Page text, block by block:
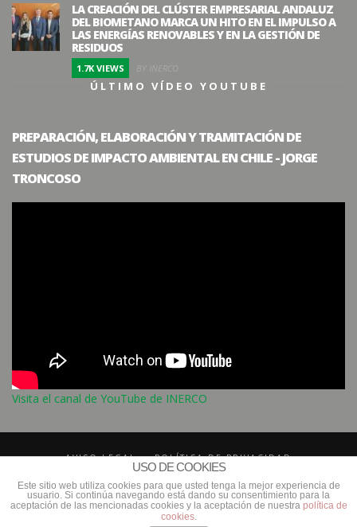
LA CREACIÓN DEL CLÚSTER EMPRESARIAL ANDALUZ
DEL BIOMETANO MARCA UN HITO EN EL IMPULSO A
LAS ENERGÍAS RENOVABLES Y EN LA GESTIÓN DE
RESIDUOS
1.7K VIEWS BY INERCO
ÚLTIMO VÍDEO YOUTUBE
PREPARACIÓN, ELABORACIÓN Y TRAMITACIÓN DE
ESTUDIOS DE IMPACTO AMBIENTAL EN CHILE - JORGE
TRONCOSO
Visita el canal de YouTube de INERCO
AVISO LEGAL
POLÍTICA DE PRIVACIDAD
CANAL DE DENUNCIAS
USO DE COOKIES
Este sitio web utiliza cookies para que usted tenga la mejor experiencia de
usuario. Si continúa navegando está dando su consentimiento para la
aceptación de las mencionadas cookies y la aceptación de nuestra política de
cookies.